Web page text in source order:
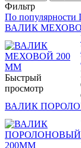
Фильтр
По популярности
ВАЛИК
Быстрый
просмотр
ВАЛИК